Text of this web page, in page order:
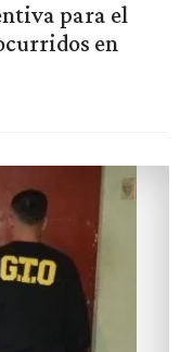
para el
en